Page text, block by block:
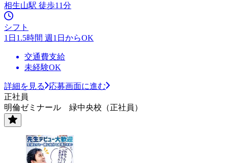
相生山駅 徒歩11分
シフト
1日1.5時間 週1日からOK
交通費支給
未経験OK
詳細を見る
応募画面に進む
正社員
明倫ゼミナール 緑中央校（正社員）